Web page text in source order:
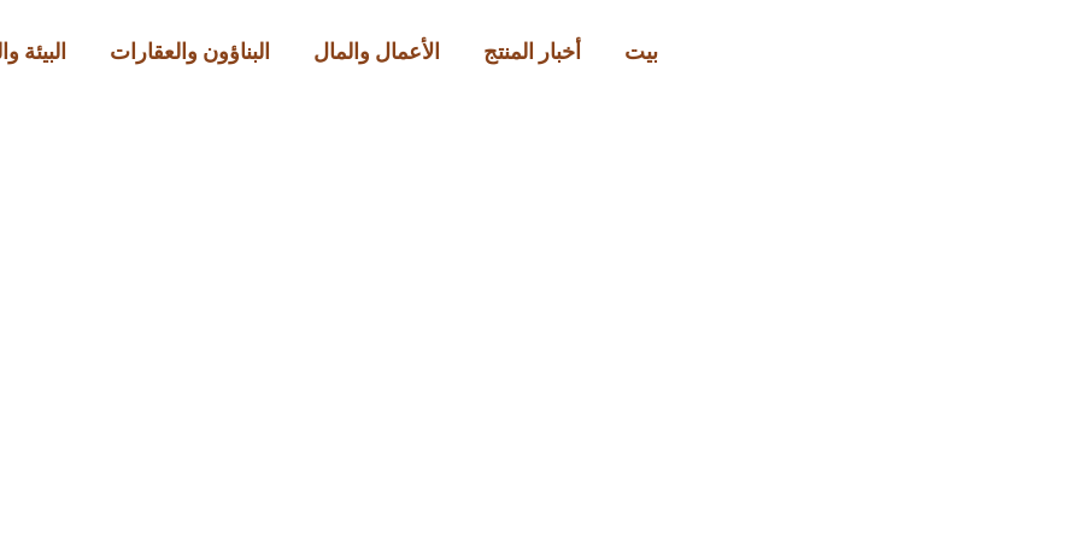
بيت أخبار المنتج الأعمال والمال البناؤون والعقارات البيئة